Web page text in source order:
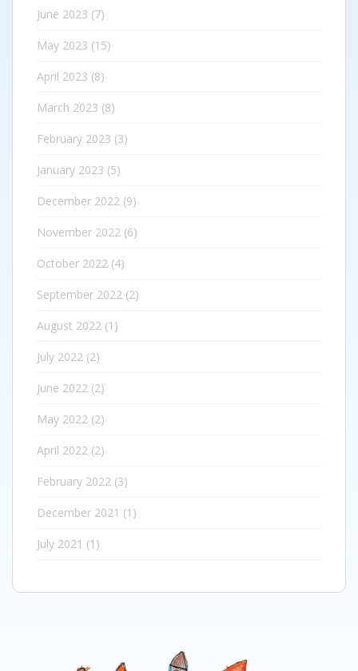
June 2023 (7)
May 2023 (15)
April 2023 (8)
March 2023 (8)
February 2023 (3)
January 2023 (5)
December 2022 (9)
November 2022 (6)
October 2022 (4)
September 2022 (2)
August 2022 (1)
July 2022 (2)
June 2022 (2)
May 2022 (2)
April 2022 (2)
February 2022 (3)
December 2021 (1)
July 2021 (1)